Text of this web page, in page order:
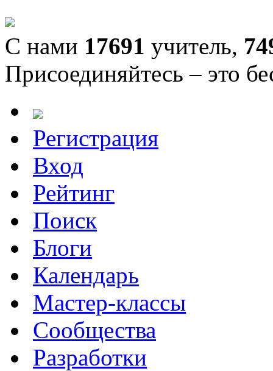
С нами 17691 учитель,
Присоединяйтесь – это
Регистрация
Вход
Рейтинг
Поиск
Блоги
Календарь
Мастер-классы
Сообщества
Разработки